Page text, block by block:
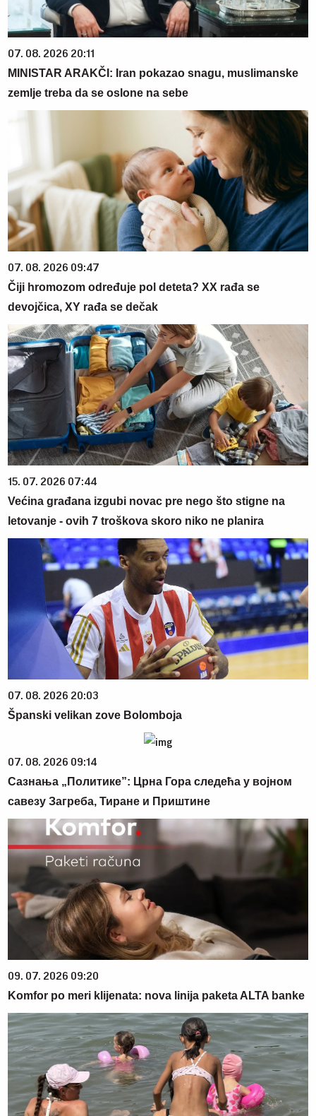
07. 08. 2026 20:11
MINISTAR ARAKČI: Iran pokazao snagu, muslimanske
zemlje treba da se oslone na sebe
07. 08. 2026 09:47
Čiji hromozom određuje pol deteta? XX rađa se
devojčica, XY rađa se dečak
15. 07. 2026 07:44
Većina građana izgubi novac pre nego što stigne na
letovanje - ovih 7 troškova skoro niko ne planira
07. 08. 2026 20:03
Španski velikan zove Bolomboja
07. 08. 2026 09:14
Сазнања „Политике”: Црна Гора следећа у војном
савезу Загреба, Тиране и Приштине
09. 07. 2026 09:20
Komfor po meri klijenata: nova linija paketa ALTA banke